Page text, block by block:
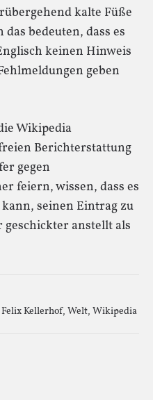
kalte Füße
bedeuten, dass es
keinen Hinweis
geben
Wikipedia
Berichterstattung
gegen
feiern, wissen, dass es
seinen Eintrag zu
anstellt als
Felix Kellerhof, Welt, Wikipedia